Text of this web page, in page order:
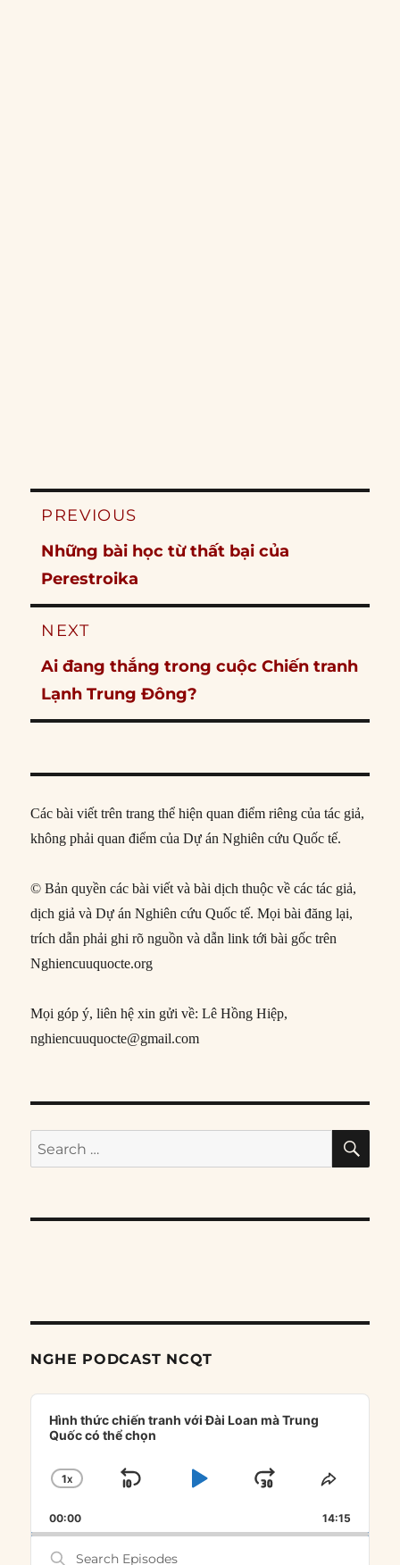
Post
PREVIOUS
Previous
post:
Những bài học từ thất bại của
Perestroika
NEXT
Next
post:
Ai đang thắng trong cuộc Chiến tranh
Lạnh Trung Đông?
Các bài viết trên trang thể hiện quan điểm riêng của tác giả,
không phải quan điểm của Dự án Nghiên cứu Quốc tế.
© Bản quyền các bài viết và bài dịch thuộc về các tác giả,
dịch giả và Dự án Nghiên cứu Quốc tế. Mọi bài đăng lại,
trích dẫn phải ghi rõ nguồn và dẫn link tới bài gốc trên
Nghiencuuquocte.org
Mọi góp ý, liên hệ xin gửi về: Lê Hồng Hiệp,
nghiencuuquocte@gmail.com
Search
for:
NGHE PODCAST NCQT
Audio
Player
Hình thức chiến tranh với Đài Loan mà Trung
Quốc có thể chọn
CHANGE
RATE
1X
SKIP
PLAYJUMP
FORWARD
SHARE
00:00 14:15
Search